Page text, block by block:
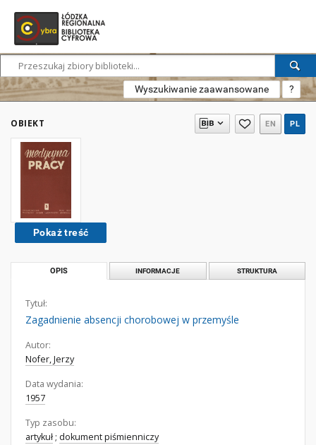
Wyszukiwanie zaawansowane ?
OBIEKT EN PL
Pokaż treść
OPIS INFORMACJE STRUKTURA
Tytuł:
Zagadnienie absencji chorobowej w przemyśle
Autor:
Nofer, Jerzy
Data wydania:
1957
Typ zasobu:
artykuł ; dokument piśmienniczy